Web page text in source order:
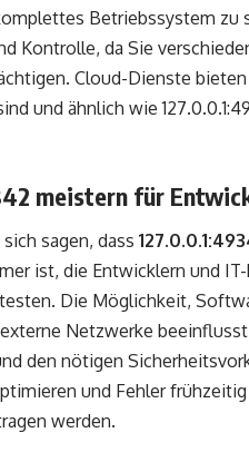
Betriebssystem zu
Kontrolle, da Sie
Cloud-Dienste
und ähnlich wie
meistern für
sagen, dass
ist, die Entwicklern und
Die Möglichkeit,
Netzwerke
den nötigen
und Fehler
werden.